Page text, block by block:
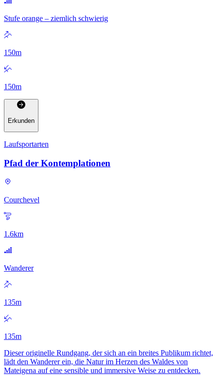
Stufe orange – ziemlich schwierig
150m
150m
Erkunden
Laufsportarten
Pfad der Kontemplationen
Courchevel
1.6km
Wanderer
135m
135m
Dieser originelle Rundgang, der sich an ein breites Publikum richtet,
lädt den Wanderer ein, die Natur im Herzen des Waldes von
Mateigena auf eine sensible und immersive Weise zu entdecken.